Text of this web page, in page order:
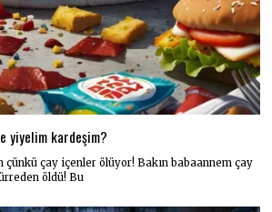
yiyelim kardeşim?
çünkü çay içenler ölüyor! Bakın babaannem çay
öldü! Bu